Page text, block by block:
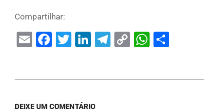
Compartilhar:
EmailFacebook
Twitter
LinkedIn
Telegram
Copy
DEIXE UM COMENTÁRIO